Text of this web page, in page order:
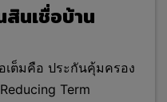
สินเชื่อบ้าน
เต็มคือ ประกันคุ้มครอง
Term